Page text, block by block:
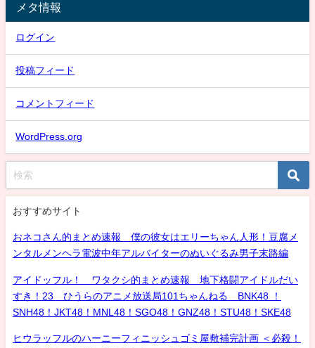
メタ情報
ログイン
投稿フィード
コメントフィード
WordPress.org
おすすめサイト
おネコさん的まとめ速報 僕の彼女はエリーちゃん人形！豆腐メ
ンタルメンヘラ電波中年アルバイターのぬいぐるみ男子末路編
アイドッフル！ ワタクシ的まとめ速報 地下格闘アイドルだい
すき！23 ひうらのアニメ放送局101ちゃんねる BNK48 ！
SNH48！JKT48！MNL48！SGO48！GNZ48！STU48！SKE48
ヒウラッフルのハーニーフィニッシュゴミ屋敷補完計画 ＜必殺！